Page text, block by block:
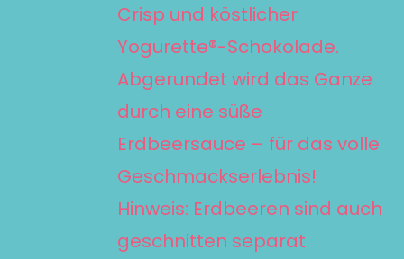
PRODUKTSEITE
WERDEN
Crisp und köstlicher
Yogurette®-Schokolade.
Abgerundet wird das Ganze
durch eine süße
Erdbeersauce – für das volle
Geschmackserlebnis!
Hinweis: Erdbeeren sind auch
geschnitten separat